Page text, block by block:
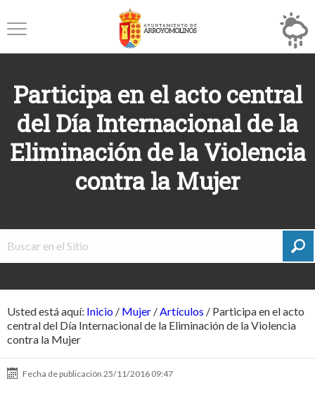
Participa en el acto central
del Día Internacional de la
Eliminación de la Violencia
contra la Mujer
Usted está aquí: Inicio / Mujer /Artículos / Participa en el acto
central del Día Internacional de la Eliminación de la Violencia
contra la Mujer
Fecha de publicación 25/11/2016 09:47